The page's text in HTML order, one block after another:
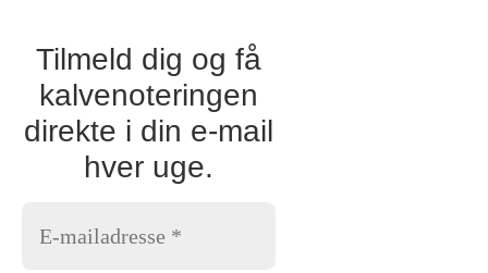
Tilmeld dig og få
kalvenoteringen
direkte i din e-mail
hver uge.